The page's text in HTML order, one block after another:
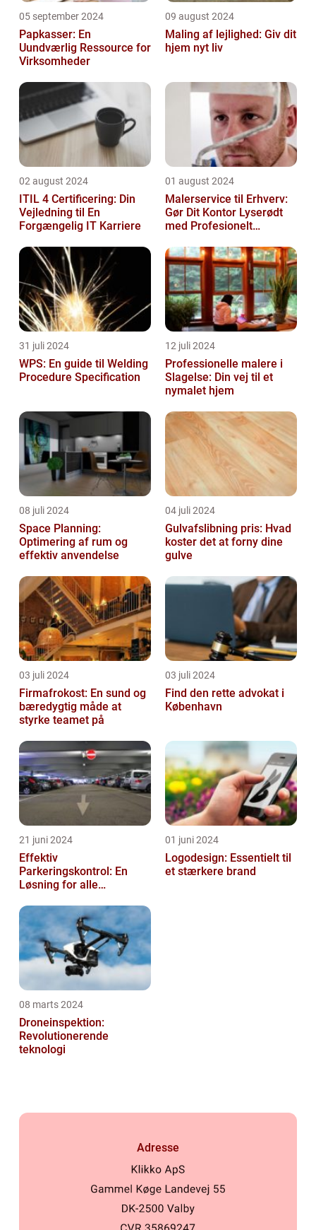
05 september 2024
Papkasser: En
Uundværlig Ressource for
Virksomheder
09 august 2024
Maling af lejlighed: Giv dit
hjem nyt liv
02 august 2024
ITIL 4 Certificering: Din
Vejledning til En
Forgængelig IT Karriere
01 august 2024
Malerservice til Erhverv:
Gør Dit Kontor Lyserødt
med Profesionelt
31 juli 2024
WPS: En guide til Welding
Procedure Specification
12 juli 2024
Professionelle malere i
Slagelse: Din vej til et
nymalet hjem
08 juli 2024
Space Planning:
Optimering af rum og
effektiv anvendelse
04 juli 2024
Gulvafslibning pris: Hvad
koster det at forny dine
gulve
03 juli 2024
Firmafrokost: En sund og
bæredygtig måde at
styrke teamet på
03 juli 2024
Find den rette advokat i
København
21 juni 2024
Effektiv
Parkeringskontrol: En
Løsning for alle
01 juni 2024
Logodesign: Essentielt til
et stærkere brand
08 marts 2024
Droneinspektion:
Revolutionerende
teknologi
Adresse